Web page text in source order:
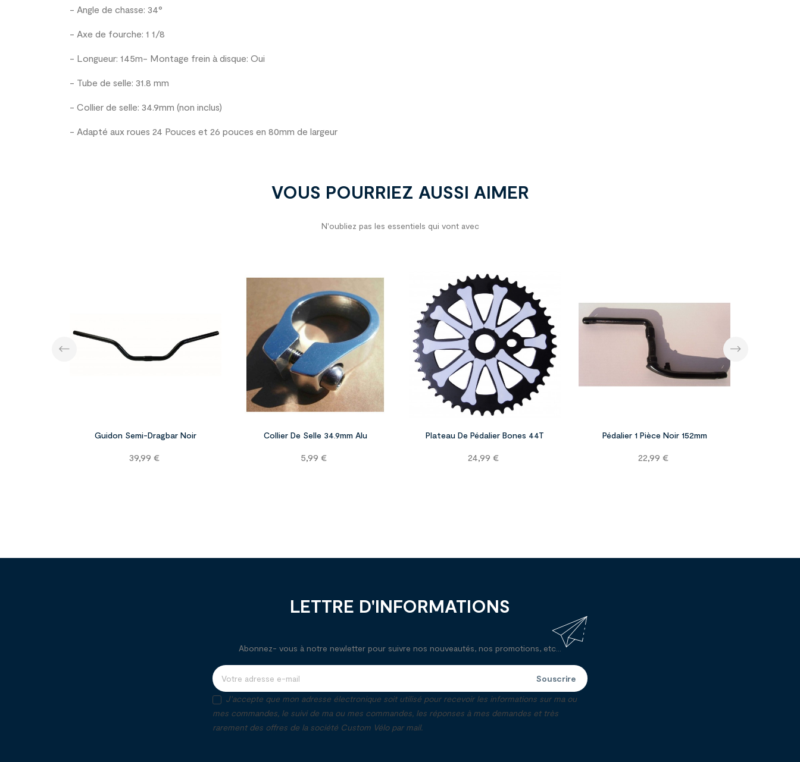
- Angle de chasse: 34°
- Axe de fourche: 1 1/8
- Longueur: 145m- Montage frein à disque: Oui
- Tube de selle: 31.8 mm
- Collier de selle: 34.9mm (non inclus)
- Adapté aux roues 24 Pouces et 26 pouces en 80mm de largeur
VOUS POURRIEZ AUSSI AIMER
N'oubliez pas les essentiels qui vont avec
Guidon Semi-Dragbar Noir
Prix
39,99 €
Collier De Selle 34.9mm Alu
Prix
5,99 €
Plateau De Pédalier Bones 44T
Prix
24,99 €
Pédalier 1 Pièce Noir 152mm
Prix
22,99 €
LETTRE D'INFORMATIONS
Abonnez- vous à notre newletter pour suivre nos nouveautés, nos promotions, etc...
Souscrire
J'accepte que mon adresse électronique soit utilisé pour recevoir les informations sur ma ou
mes commandes, le suivi de ma ou mes commandes, les réponses à mes demandes et très
rarement des offres de la société Custom Vélo par mail.